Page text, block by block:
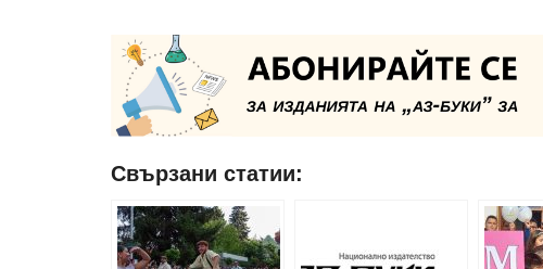
Свързани статии: